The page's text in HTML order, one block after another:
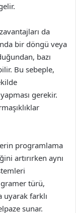
da
bir döngü veya
bazı
Bu sebeple,
gerekir.
programlama
artırırken aynı
türü,
uyarak farklı
sunar.